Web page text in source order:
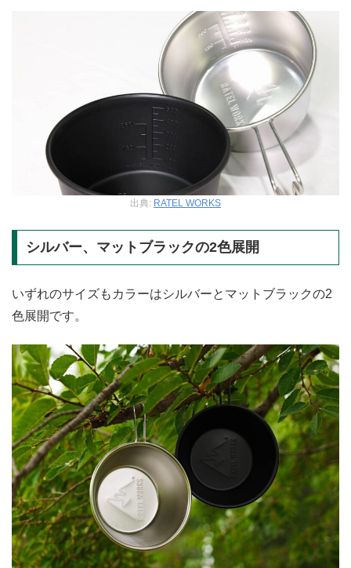
出典: RATEL WORKS
シルバー、マットブラックの2色展開
いずれのサイズもカラーはシルバーとマットブラックの2
色展開です。